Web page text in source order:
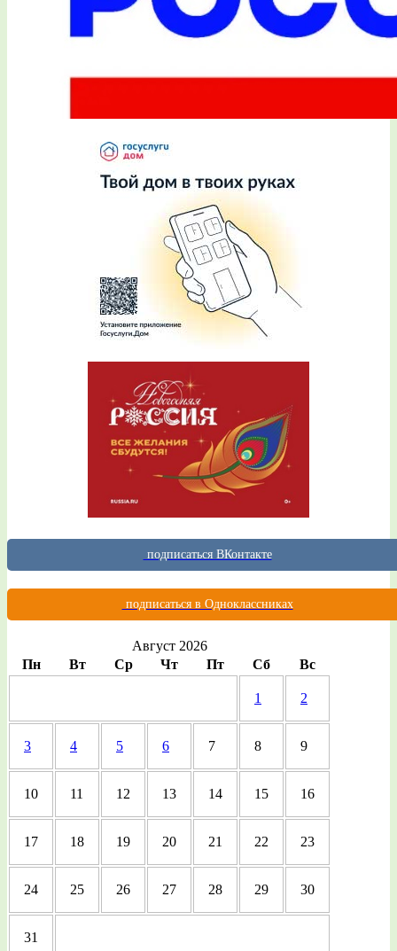
подписаться ВКонтакте
подписаться в Одноклассниках
Август 2026
Пн
Вт Ср Чт Пт Сб Вс
1 2
3 4 5 6 7 8 9
10 11 12 13 14 15 16
17 18 19 20 21 22 23
24 25 26 27 28 29 30
31